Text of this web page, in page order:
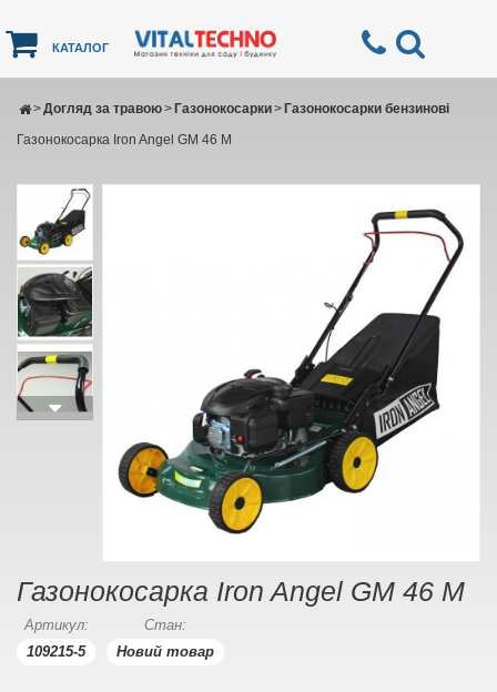
КАТАЛОГ
Догляд за травою
> Газонокосарки
> Газонокосарки бензинові
>
Газонокосарка Iron Angel GM 46 M
Газонокосарка Iron Angel GM 46 M
Артикул:
109215-5
Стан:
Новий товар